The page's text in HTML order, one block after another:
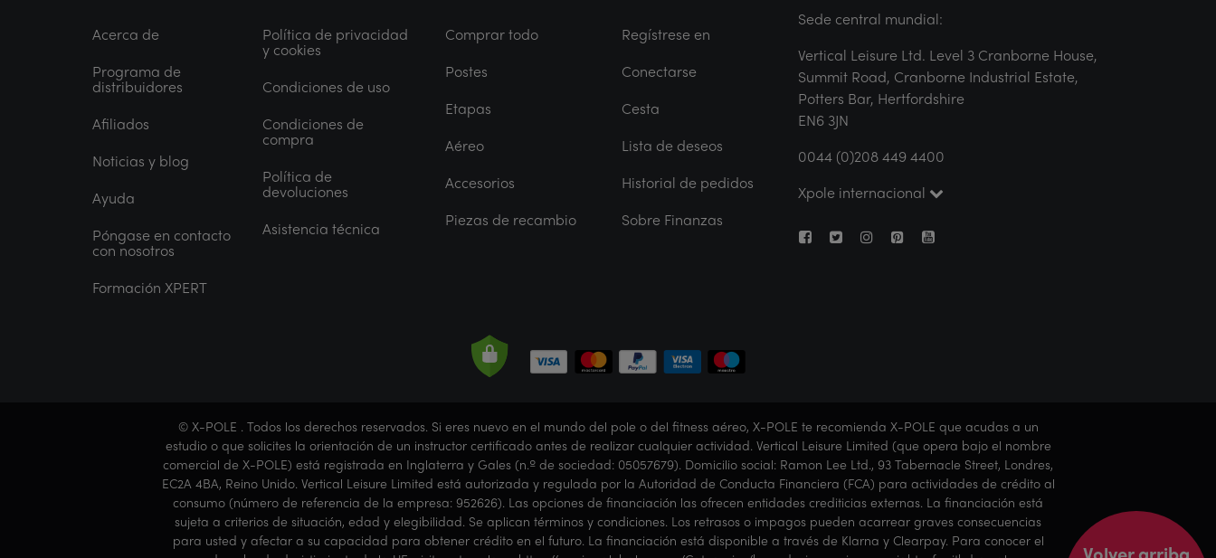
Acerca de
Programa de
distribuidores
Afiliados
Noticias y blog
Ayuda
Póngase en contacto
con nosotros
Formación XPERT
Política de privacidad
y cookies
Condiciones de uso
Condiciones de
compra
Política de
devoluciones
Asistencia técnica
Comprar todo
Postes
Etapas
Aéreo
Accesorios
Piezas de recambio
Regístrese en
Conectarse
Cesta
Lista de deseos
Historial de pedidos
Sobre Finanzas
Sede central mundial:
Vertical Leisure Ltd. Level 3 Cranborne House,
Summit Road, Cranborne Industrial Estate,
Potters Bar, Hertfordshire
EN6 3JN
0044 (0)208 449 4400
Xpole internacional
© X-POLE . Todos los derechos reservados. Si eres nuevo en el mundo del pole o del fitness aéreo, X-POLE te recomienda X-POLE que acudas a un
estudio o que solicites la orientación de un instructor certificado antes de realizar cualquier actividad. Vertical Leisure Limited (que opera bajo el nombre
comercial de X-POLE) está registrada en Inglaterra y Gales (n.º de sociedad: 05057679). Domicilio social: Ramon Lee Ltd., 93 Tabernacle Street, Londres,
EC2A 4BA, Reino Unido. Vertical Leisure Limited está autorizada y regulada por la Autoridad de Conducta Financiera (FCA) para actividades de crédito al
consumo (número de referencia de la empresa: 952626). Las opciones de financiación las ofrecen entidades crediticias externas. La financiación está
sujeta a criterios de situación, edad y elegibilidad. Se aplican términos y condiciones. Los retrasos o impagos pueden acarrear graves consecuencias
para usted y afectar a su capacidad para obtener crédito en el futuro. La financiación está disponible a través de Klarna y Clearpay. Para conocer el